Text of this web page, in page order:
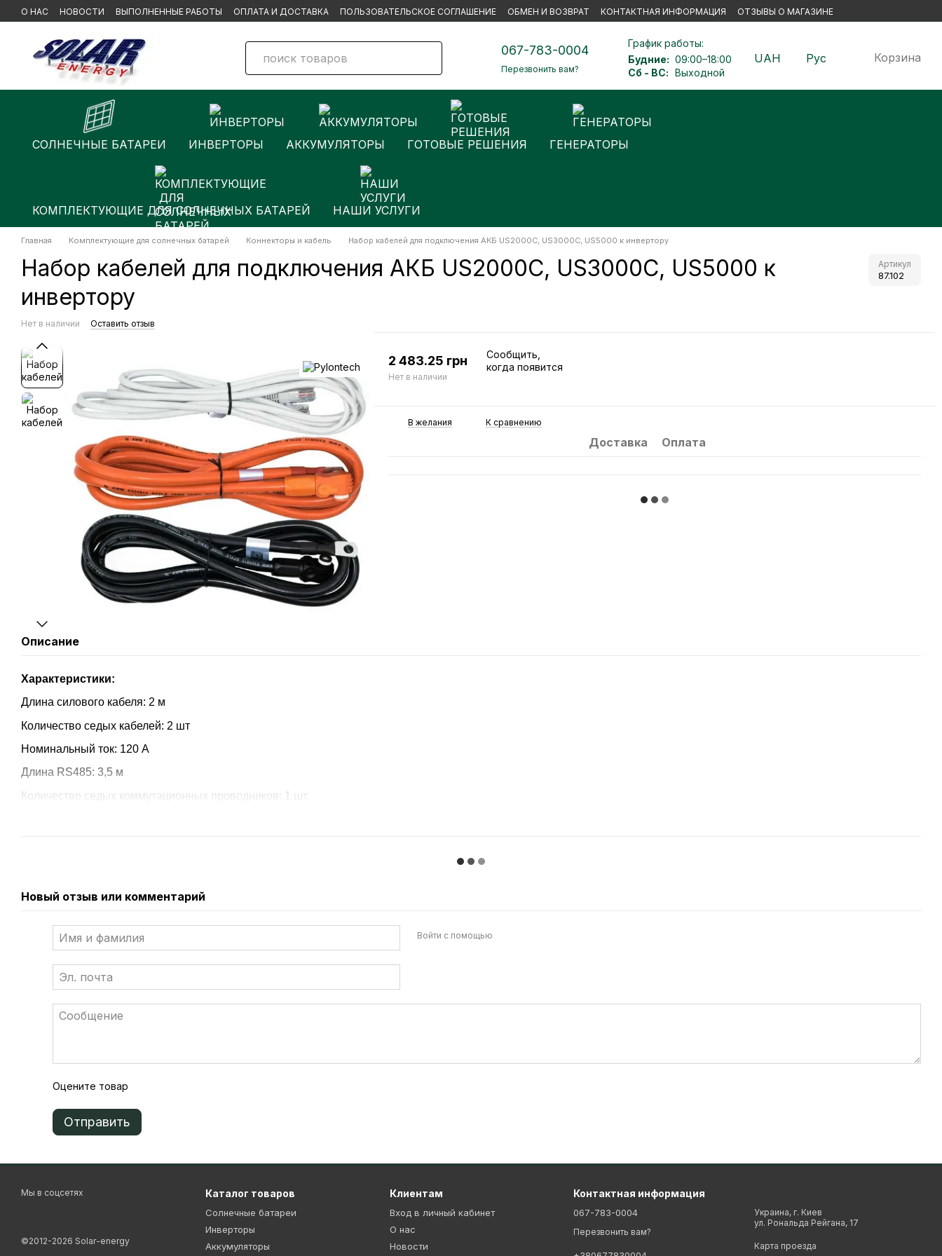
Перейти к основному контенту
О НАС НОВОСТИ ВЫПОЛНЕННЫЕ РАБОТЫ ОПЛАТА И ДОСТАВКА ПОЛЬЗОВАТЕЛЬСКОЕ СОГЛАШЕНИЕ ОБМЕН И ВОЗВРАТ КОНТАКТНАЯ ИНФОРМАЦИЯ
ОТЗЫВЫ О МАГАЗИНЕ
067-783-0004
Перезвонить вам?
График работы:
Будние: 09:00–18:00
Сб - ВС: Выходной
UAH Рус Корзина
СОЛНЕЧНЫЕ БАТАРЕИ ИНВЕРТОРЫ АККУМУЛЯТОРЫ ГОТОВЫЕ РЕШЕНИЯ ГЕНЕРАТОРЫ
КОМПЛЕКТУЮЩИЕ ДЛЯ СОЛНЕЧНЫХ БАТАРЕЙ НАШИ УСЛУГИ
Главная Комплектующие для солнечных батарей Коннекторы и кабель Набор кабелей для подключения АКБ US2000C, US3000C, US5000 к инвертору
Набор кабелей для подключения АКБ US2000C, US3000C, US5000 к
инвертору
Артикул
87.102
Нет в наличии Оставить отзыв
2 483.25 грн
Нет в наличии
Сообщить,
когда появится
В желания К сравнению
Доставка Оплата
Описание
Характеристики:
Длина силового кабеля: 2 м
Количество седых кабелей: 2 шт
Номинальный ток: 120 А
Длина RS485: 3,5 м
Количество седых коммутационных проводников: 1 шт.
Новый отзыв или комментарий
Войти с помощью
Оцените товар
Отправить
Мы в соцсетях
©2012-2026 Solar-energy
Каталог товаров
Солнечные батареи
Инверторы
Аккумуляторы
Клиентам
Вход в личный кабинет
О нас
Новости
Контактная информация
067-783-0004
Перезвонить вам?
Украина, г. Киев
ул. Рональда Рейгана, 17
Карта проезда